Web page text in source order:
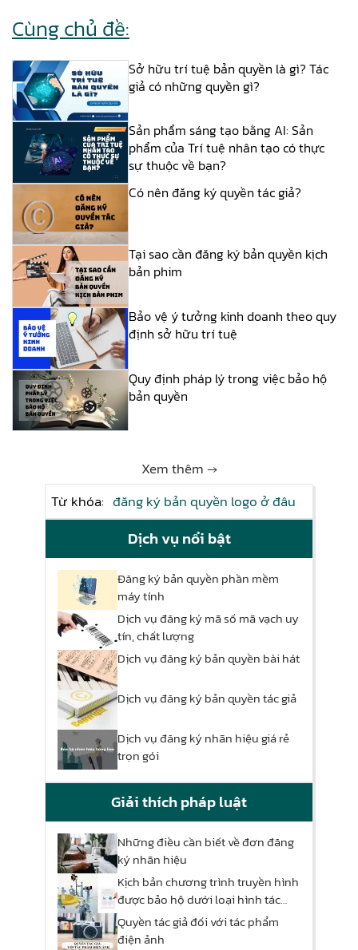
Cùng chủ đề:
Sở hữu trí tuệ bản quyền là gì? Tác
giả có những quyền gì?
Sản phẩm sáng tạo bằng AI: Sản
phẩm của Trí tuệ nhân tạo có thực
sự thuộc về bạn?
Có nên đăng ký quyền tác giả?
Tại sao cần đăng ký bản quyền kịch
bản phim
Bảo vệ ý tưởng kinh doanh theo quy
định sở hữu trí tuệ
Quy định pháp lý trong việc bảo hộ
bản quyền
Xem thêm →
Từ khóa: đăng ký bản quyền logo ở đâu
Dịch vụ nổi bật
Đăng ký bản quyền phần mềm
máy tính
Dịch vụ đăng ký mã số mã vạch uy
tín, chất lượng
Dịch vụ đăng ký bản quyền bài hát
Dịch vụ đăng ký bản quyền tác giả
Dịch vụ đăng ký nhãn hiệu giá rẻ
trọn gói
Giải thích pháp luật
Những điều cần biết về đơn đăng
ký nhãn hiệu
Kịch bản chương trình truyền hình
được bảo hộ dưới loại hình tác
phẩm nào?
Quyền tác giả đối với tác phẩm
điện ảnh